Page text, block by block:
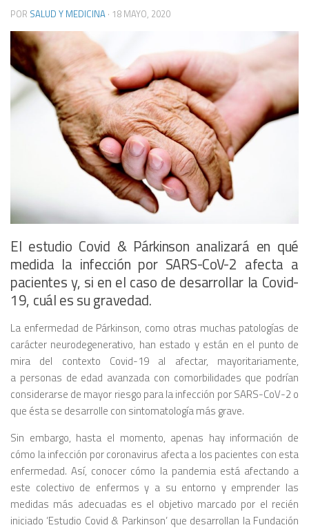
POR SALUD Y MEDICINA · 18 MAYO, 2020
El estudio Covid & Párkinson analizará en qué
medida la infección por SARS-CoV-2 afecta a
pacientes y, si en el caso de desarrollar la Covid-
19, cuál es su gravedad.
La enfermedad de Párkinson, como otras muchas patologías de
carácter neurodegenerativo, han estado y están en el punto de
mira del contexto Covid-19 al afectar, mayoritariamente,
a personas de edad avanzada con comorbilidades que podrían
considerarse de mayor riesgo para la infección por SARS-CoV-2 o
que ésta se desarrolle con sintomatología más grave.
Sin embargo, hasta el momento, apenas hay información de
cómo la infección por coronavirus afecta a los pacientes con esta
enfermedad. Así, conocer cómo la pandemia está afectando a
este colectivo de enfermos y a su entorno y emprender las
medidas más adecuadas es el objetivo marcado por el recién
iniciado ‘Estudio Covid & Parkinson’ que desarrollan la Fundación